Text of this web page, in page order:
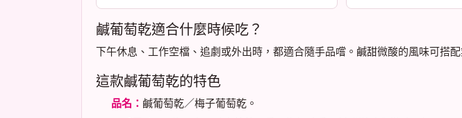
鹹葡萄乾適合什麼時候吃？
下午休息、工作空檔、追劇或外出時，都適合隨手品嚐。鹹甜微酸的風味可搭
這款鹹葡萄乾的特色
品名： 鹹葡萄乾／梅子葡萄乾。